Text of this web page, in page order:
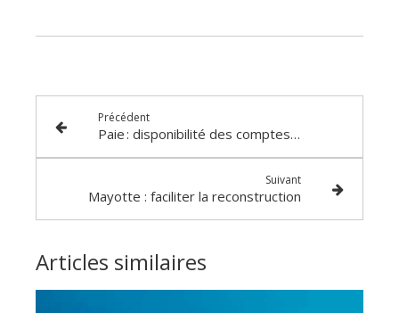
Précédent
Paie : disponibilité des comptes-rendus métiers de Rappel !
Suivant
Mayotte : faciliter la reconstruction
Articles similaires